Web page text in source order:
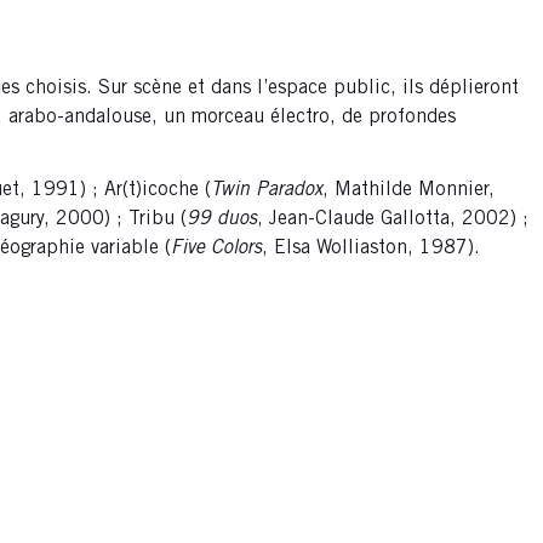
choisis. Sur scène et dans l’espace public, ils déplieront
andalouse, un morceau électro, de profondes
1991) ; Ar(t)icoche ( Twin Paradox, Mathilde Monnier,
2000) ; Tribu ( 99 duos, Jean-Claude Gallotta, 2002) ;
variable (Five Colors, Elsa Wolliaston, 1987).